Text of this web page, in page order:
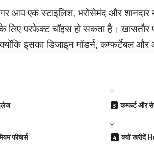
आप एक स्टाइलिश, भरोसेमंद और शानदार
परफेक्ट चॉइस हो सकता है। खासतौर
इसका डिजाइन मॉडर्न, कम्फर्टेबल
फीचर्स
कम्फर्ट और
क्यों खरीदें